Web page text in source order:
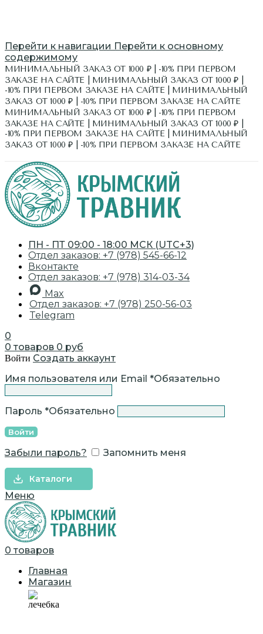
Перейти к навигации Перейти к основному
содержимому
МИНИМАЛЬНЫЙ ЗАКАЗ ОТ 1000 ₽ | -10% ПРИ ПЕРВОМ
ЗАКАЗЕ НА САЙТЕ | МИНИМАЛЬНЫЙ ЗАКАЗ ОТ 1000 ₽ |
-10% ПРИ ПЕРВОМ ЗАКАЗЕ НА САЙТЕ | МИНИМАЛЬНЫЙ
ЗАКАЗ ОТ 1000 ₽ | -10% ПРИ ПЕРВОМ ЗАКАЗЕ НА САЙТЕ
МИНИМАЛЬНЫЙ ЗАКАЗ ОТ 1000 ₽ | -10% ПРИ ПЕРВОМ
ЗАКАЗЕ НА САЙТЕ | МИНИМАЛЬНЫЙ ЗАКАЗ ОТ 1000 ₽ |
-10% ПРИ ПЕРВОМ ЗАКАЗЕ НА САЙТЕ | МИНИМАЛЬНЫЙ
ЗАКАЗ ОТ 1000 ₽ | -10% ПРИ ПЕРВОМ ЗАКАЗЕ НА САЙТЕ
ПН - ПТ 09:00 - 18:00 МСК (UTC+3)
Отдел заказов: +7 (978) 545-66-12
Вконтакте
Отдел заказов: +7 (978) 314-03-34
Max
Отдел заказов: +7 (978) 250-56-03
Telegram
0
0 товаров 0 руб
Войти Создать аккаунт
Имя пользователя или Email *Обязательно
Пароль *Обязательно
Войти
Забыли пароль? Запомнить меня
Каталоги
Меню
0 товаров
Главная
Магазин